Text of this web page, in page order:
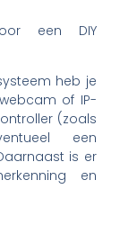
een DIY
heb je
of IP-
(zoals
een
is er
en